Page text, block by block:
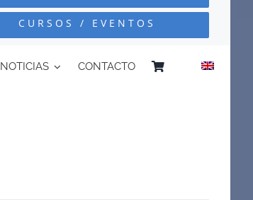
CURSOS / EVENTOS
NOTICIAS CONTACTO